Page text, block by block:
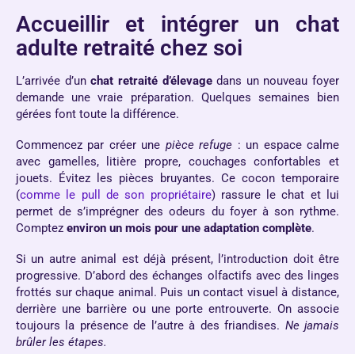
Accueillir et intégrer un chat
adulte retraité chez soi
L’arrivée d’unchat retraité d’élevagedans un nouveau foyer
demande une vraie préparation. Quelques semaines bien
gérées font toute la différence.
Commencez par créer une pièce refuge : un espace calme
avec gamelles, litière propre, couchages confortables et
jouets. Évitez les pièces bruyantes. Ce cocon temporaire
(comme le pull de son propriétaire) rassure le chat et lui
permet de s’imprégner des odeurs du foyer à son rythme.
Comptez environ un mois pour une adaptation complète.
Si un autre animal est déjà présent, l’introduction doit être
progressive. D’abord des échanges olfactifs avec des linges
frottés sur chaque animal. Puis un contact visuel à distance,
derrière une barrière ou une porte entrouverte. On associe
toujours la présence de l’autre à des friandises. Ne jamais
brûler les étapes.